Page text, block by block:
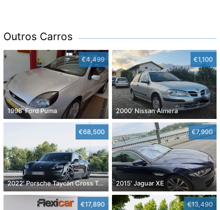
Outros Carros
€4,499
1998' Ford Puma
€1,100
2000' Nissan Almera
€68,500
2022' Porsche Taycan Cross Turismo 4
€7,990
2015' Jaguar XE
€17,890 €13,490